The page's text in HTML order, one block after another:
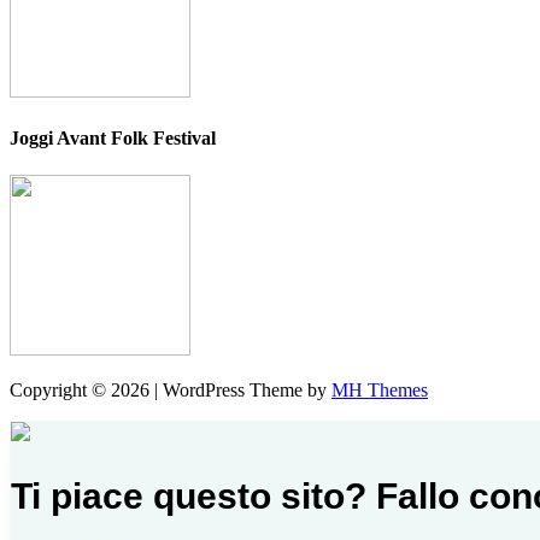
Joggi Avant Folk Festival
Copyright © 2026 | WordPress Theme by MH Themes
Ti piace questo sito? Fallo